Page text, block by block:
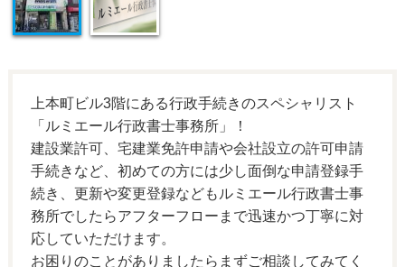
上本町ビル3階にある行政手続きのスペシャリスト
「ルミエール行政書士事務所」！
建設業許可、宅建業免許申請や会社設立の許可申請
手続きなど、初めての方には少し面倒な申請登録手
続き、更新や変更登録などもルミエール行政書士事
務所でしたらアフターフローまで迅速かつ丁寧に対
応していただけます。
お困りのことがありましたらまずご相談してみてく